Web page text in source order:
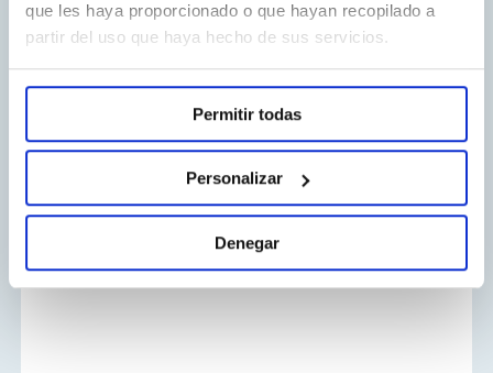
que les haya proporcionado o que hayan recopilado a
partir del uso que haya hecho de sus servicios.
Permitir todas
Personalizar
Denegar
Loratadina
NORMON
Loratadina